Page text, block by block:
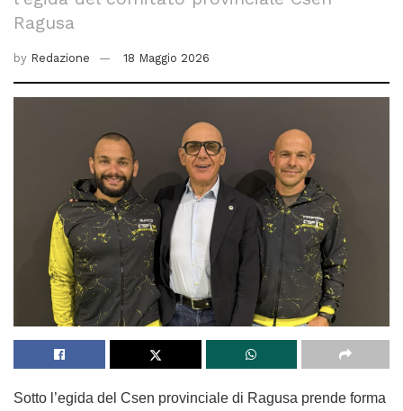
Ragusa
by Redazione 18 Maggio 2026
Sotto l’egida del Csen provinciale di Ragusa prende forma